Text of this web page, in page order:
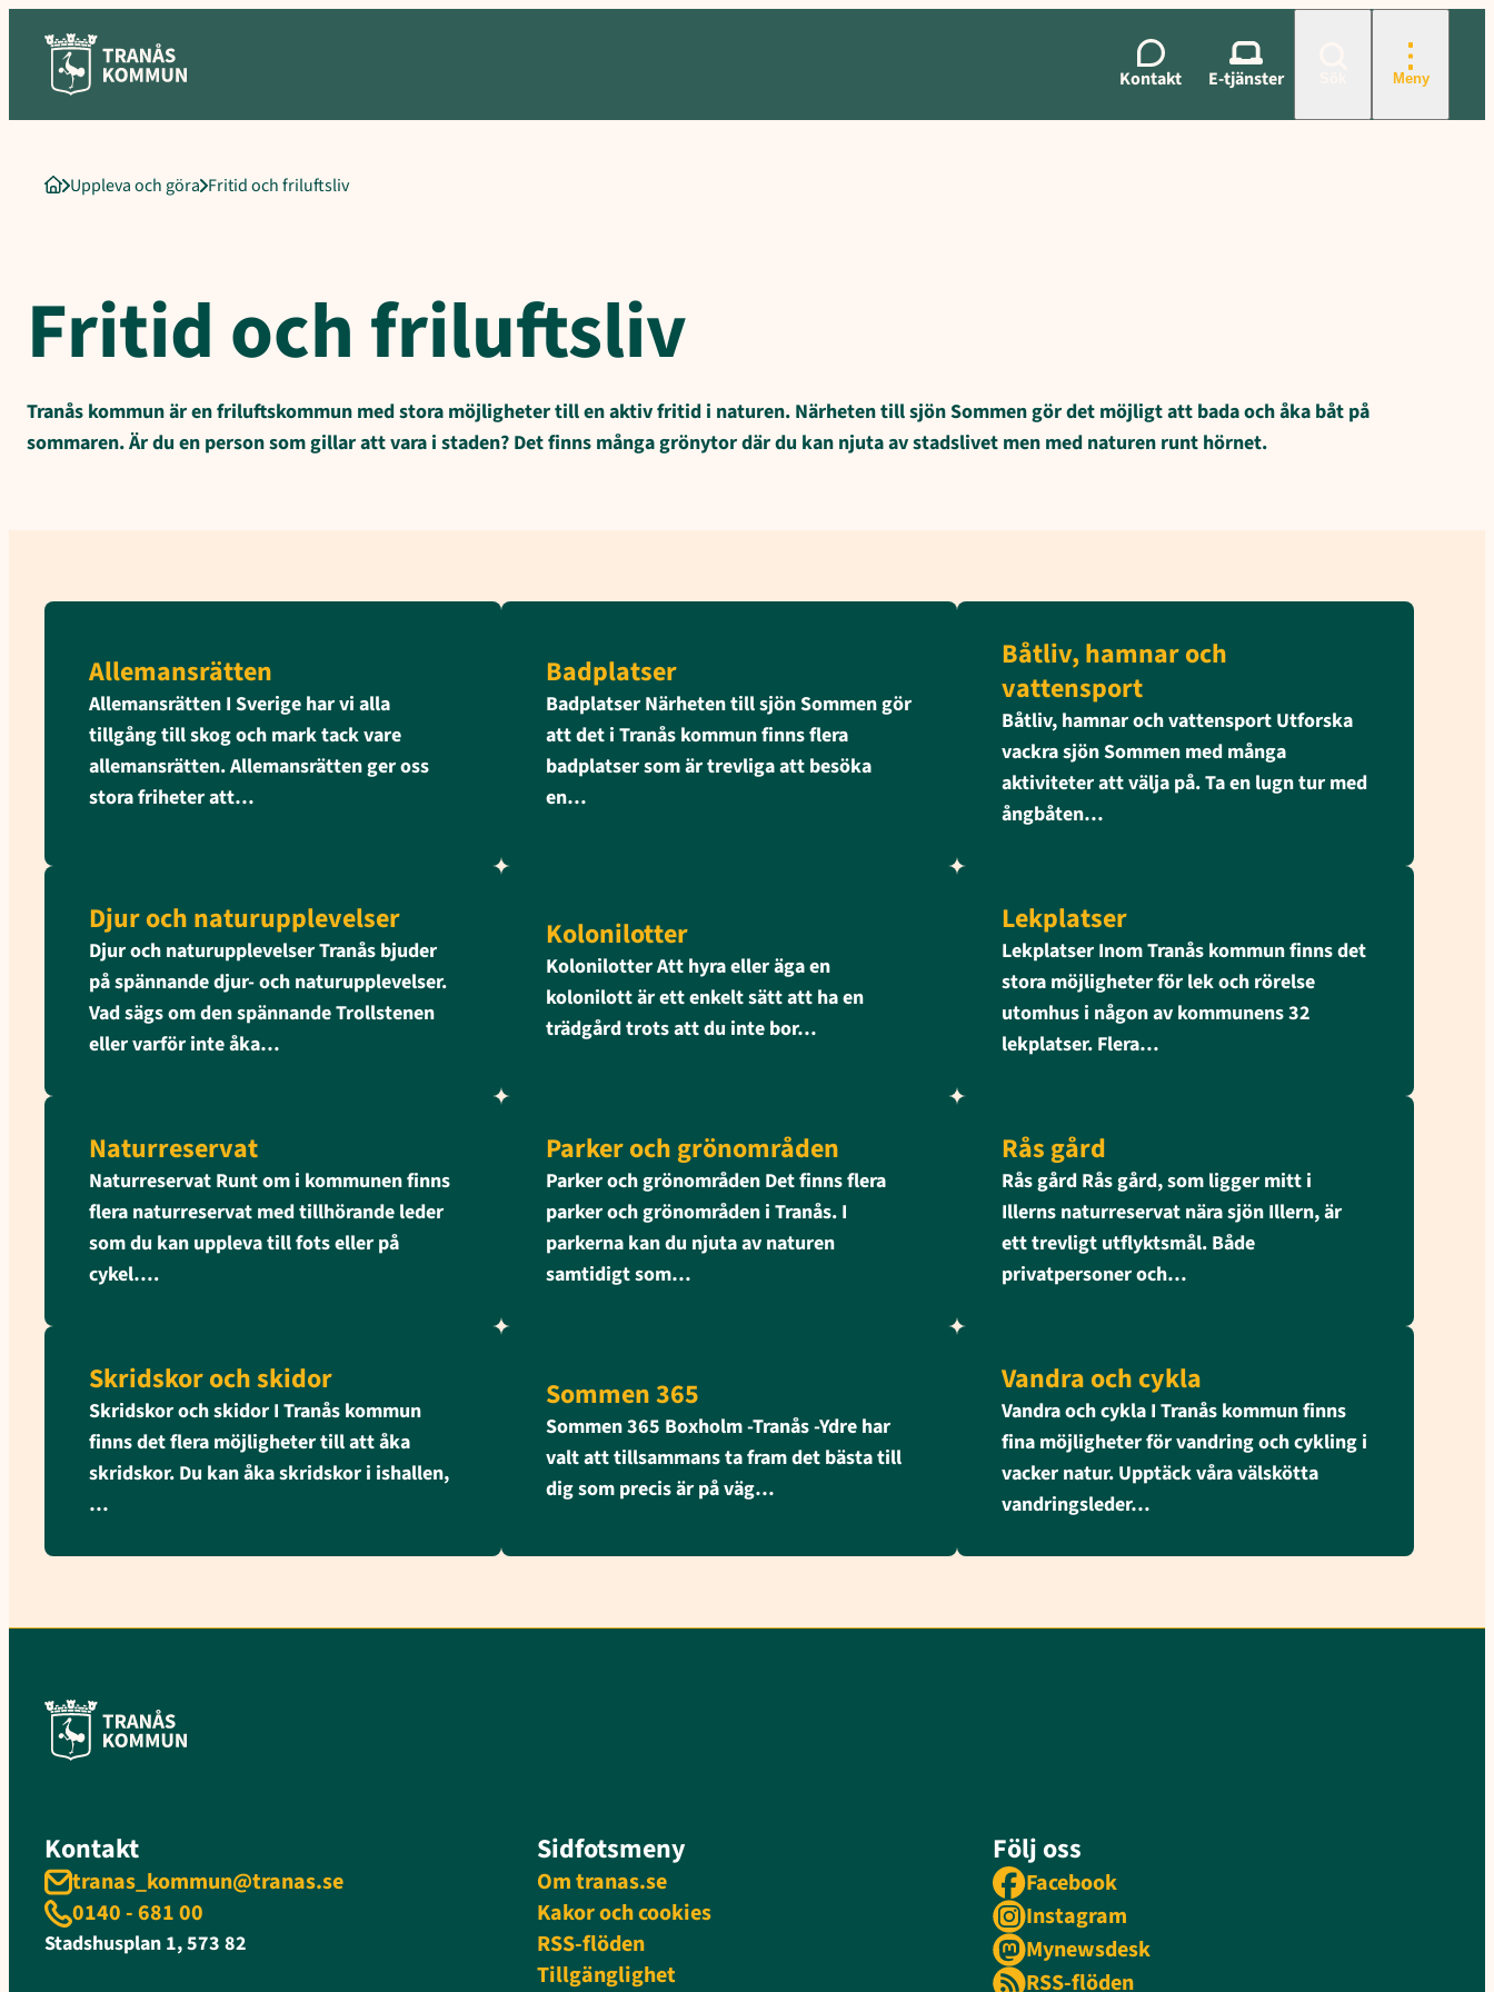
innehåll
Kontakt E-tjänster Meny
Startsida
Uppleva och göra Fritid och friluftsliv
Fritid och friluftsliv
Tranås kommun är en friluftskommun med stora möjligheter till en aktiv fritid i naturen. Närheten till sjön Sommen gör det möjligt att bada och åka båt på
sommaren. Är du en person som gillar att vara i staden? Det finns många grönytor där du kan njuta av stadslivet men med naturen runt hörnet.
Allemansrätten
Allemansrätten I Sverige har vi alla
tillgång till skog och mark tack vare
allemansrätten. Allemans­rätten ger oss
stora friheter att…
Badplatser
Badplatser Närheten till sjön Sommen gör
att det i Tranås kommun finns flera
badplatser som är trevliga att besöka
en…
Båtliv, hamnar och
vattensport
Båtliv, hamnar och vattensport Utforska
vackra sjön Sommen med många
aktiviteter att välja på. Ta en lugn tur med
ångbåten…
Djur och naturupplevelser
Djur och naturupplevelser Tranås bjuder
på spännande djur- och naturupplevelser.
Vad sägs om den spännande Trollstenen
eller varför inte åka…
Kolonilotter
Kolonilotter Att hyra eller äga en
kolonilott är ett enkelt sätt att ha en
trädgård trots att du inte bor…
Lekplatser
Lekplatser Inom Tranås kommun finns det
stora möjligheter för lek och rörelse
utomhus i någon av kommunens 32
lekplatser. Flera…
Naturreservat
Naturreservat Runt om i kommunen finns
flera naturreservat med tillhörande leder
som du kan uppleva till fots eller på
cykel….
Parker och grönområden
Parker och grönområden Det finns flera
parker och grönområden i Tranås. I
parkerna kan du njuta av naturen
samtidigt som…
Rås gård
Rås gård Rås gård, som ligger mitt i
Illerns naturreservat nära sjön Illern, är
ett trevligt utflyktsmål. Både
privatpersoner och…
Skridskor och skidor
Skridskor och skidor I Tranås kommun
finns det flera möjligheter till att åka
skridskor. Du kan åka skridskor i ishallen,
…
Sommen 365
Sommen 365 Boxholm -Tranås -Ydre har
valt att tillsammans ta fram det bästa till
dig som precis är på väg…
Vandra och cykla
Vandra och cykla I Tranås kommun finns
fina möjligheter för vandring och cykling i
vacker natur. Upptäck våra välskötta
vandringsleder…
Kontakt
tranas_kommun@tranas.se
0140 - 681 00
Stadshusplan 1, 573 82
Sidfotsmeny
Om tranas.se
Kakor och cookies
RSS-flöden
Tillgänglighet
Följ oss
Facebook
Instagram
Mynewsdesk
RSS-flöden